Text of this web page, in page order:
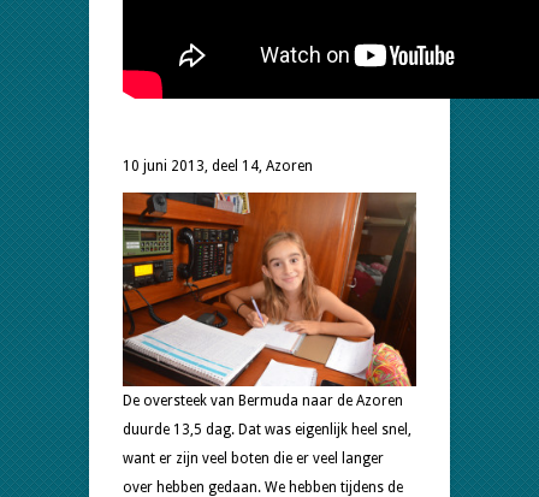
10 juni 2013, deel 14, Azoren
De oversteek van Bermuda naar de Azoren
duurde 13,5 dag. Dat was eigenlijk heel snel,
want er zijn veel boten die er veel langer
over hebben gedaan. We hebben tijdens de